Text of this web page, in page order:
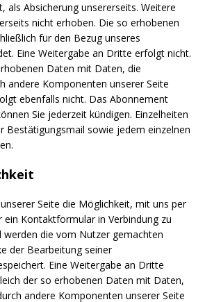
als Absicherung unsererseits. Weitere
nicht erhoben. Die so erhobenen
für den Bezug unseres
Eine Weitergabe an Dritte erfolgt nicht.
Daten mit Daten, die
andere Komponenten unserer Seite
ebenfalls nicht. Das Abonnement
Sie jederzeit kündigen. Einzelheiten
Bestätigungsmail sowie jedem einzelnen
Seite die Möglichkeit, mit uns per
ein Kontaktformular in Verbindung zu
werden die vom Nutzer gemachten
der Bearbeitung seiner
Eine Weitergabe an Dritte
der so erhobenen Daten mit Daten,
andere Komponenten unserer Seite